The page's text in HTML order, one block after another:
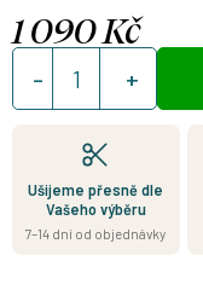
1 090 Kč
Měrná
cena:
Ušijeme přesně dle
Vašeho výběru
7–14 dní od objednávky